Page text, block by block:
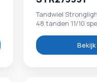
Tandwiel
48 tanden 11/10